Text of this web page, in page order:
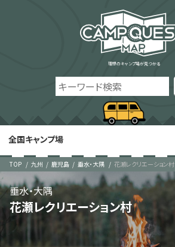
理想のキャンプ場が見つかる
全国キャンプ場
TOP 九州 鹿児島 垂水・大隅 花瀬レクリエーション村
花瀬レクリエーション村
垂水・大隅